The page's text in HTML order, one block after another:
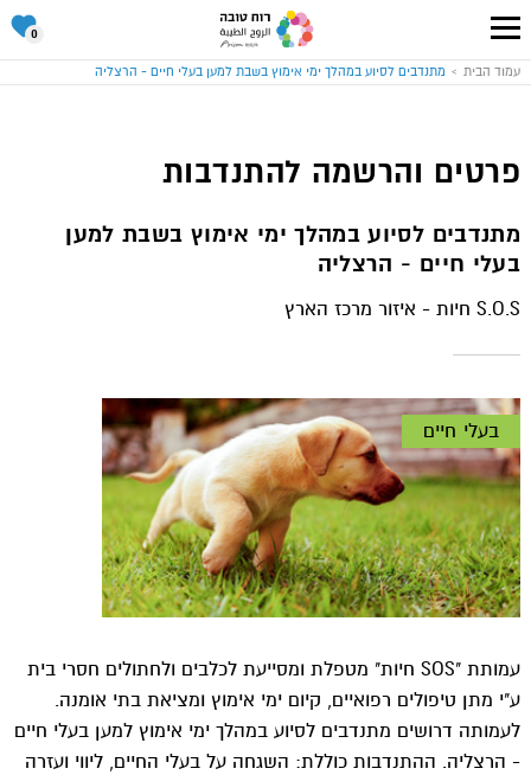
עבור
לעמוד
טובה
0
סל
שלי
עמוד הבית מתנדבים לסיוע במהלך ימי אימוץ בשבת למען בעלי חיים - הרצליה
פרטים והרשמה להתנדבות
מתנדבים לסיוע במהלך ימי אימוץ בשבת למען
בעלי חיים - הרצליה
S.O.S חיות - איזור מרכז הארץ
בעלי חיים
עמותת "SOS חיות" מטפלת ומסייעת לכלבים ולחתולים חסרי בית
ע"י מתן טיפולים רפואיים, קיום ימי אימוץ ומציאת בתי אומנה.
לעמותה דרושים מתנדבים לסיוע במהלך ימי אימוץ למען בעלי חיים
- הרצליה. ההתנדבות כוללת: השגחה על בעלי החיים, ליווי ועזרה